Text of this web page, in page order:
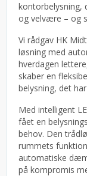
kontorbelysning,
og velvære – og
Vi rådgav HK
løsning med
hverdagen
skaber en
belysning, det
Med intelligent
fået en
behov. Den
rummets
automatiske
på kompromis